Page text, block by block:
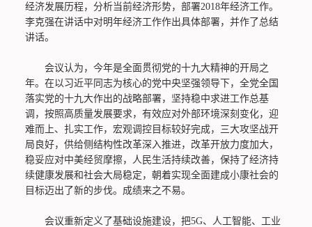
经济发展历程，分析当前经济形势，部署2018年经济工作。
李克强在讲话中对明年经济工作作出具体部署，并作了总结
讲话。
会议认为，今年是全面贯彻党的十九大精神的开局之
年。在以习近平同志为核心的党中央坚强领导下，全党全国
落实党的十九大作出的战略部署，坚持稳中求进工作总基
调，按照高质量发展要求，有效应对外部环境深刻变化，迎
难而上、扎实工作，宏观调控目标较好完成，三大攻坚战开
局良好，供给侧结构性改革深入推进，改革开放力度加大，
稳妥应对中美经贸摩擦，人民生活持续改善，保持了经济持
续健康发展和社会大局稳定，朝着实现全面建成小康社会的
目标迈出了新的步伐。成绩来之不易。
会议重新定义了基础设施建设，把5G、人工智能、工业